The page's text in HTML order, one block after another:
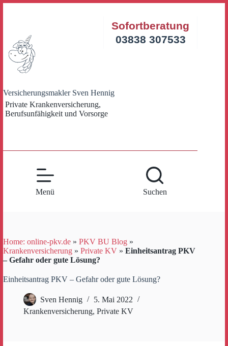
Versicherungsmakler Sven Hennig
Private Krankenversicherung,
Berufsunfähigkeit und Vorsorge
Sofortberatung
03838 307533
Menü Suchen
Home: online-pkv.de » PKV BU Blog »
Krankenversicherung » Private KV » Einheitsantrag PKV
– Gefahr oder gute Lösung?
Einheitsantrag PKV – Gefahr oder gute Lösung?
Sven Hennig
5. Mai 2022
Krankenversicherung, Private KV